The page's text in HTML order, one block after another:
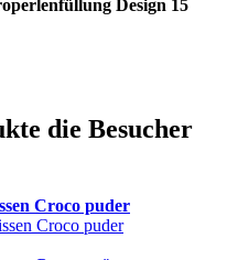
Design 15
die Besucher
Croco puder